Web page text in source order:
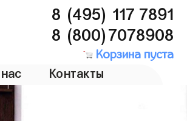
8 (495) 117 7891
8 (800)7078908
Корзина пуста
Контакты